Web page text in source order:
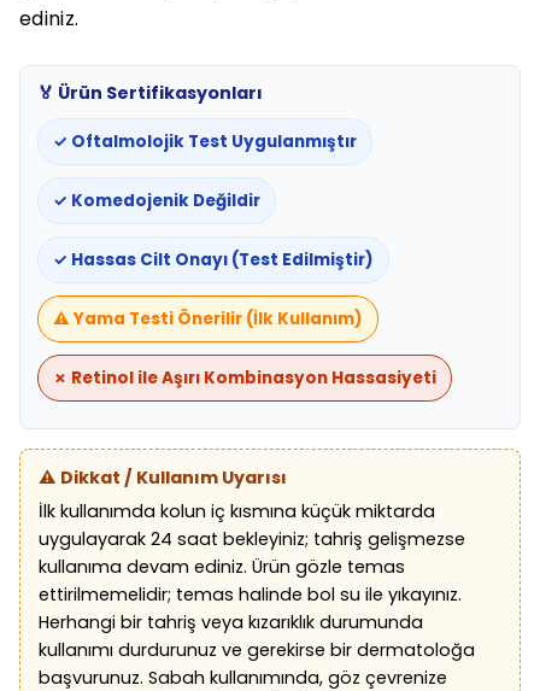
ediniz.
🏅 Ürün Sertifikasyonları
✓ Oftalmolojik Test Uygulanmıştır
✓ Komedojenik Değildir
✓ Hassas Cilt Onayı (Test Edilmiştir)
⚠️ Yama Testi Önerilir (İlk Kullanım)
✗ Retinol ile Aşırı Kombinasyon Hassasiyeti
⚠️ Dikkat / Kullanım Uyarısı
İlk kullanımda kolun iç kısmına küçük miktarda
uygulayarak 24 saat bekleyiniz; tahriş gelişmezse
kullanıma devam ediniz. Ürün gözle temas
ettirilmemelidir; temas halinde bol su ile yıkayınız.
Herhangi bir tahriş veya kızarıklık durumunda
kullanımı durdurunuz ve gerekirse bir dermatoloğa
başvurunuz. Sabah kullanımında, göz çevrenize